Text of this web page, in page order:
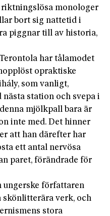
monologer
bort sig nattetid i
piggnar till av historia,
har tålamodet
opraktiske
som vanligt,
station och svepa i
mjölkpall bara är
inte med. Det hinner
att han därefter har
ett antal nervösa
paret, förändrade för
ungerske författaren
skönlitterära verk, och
stora